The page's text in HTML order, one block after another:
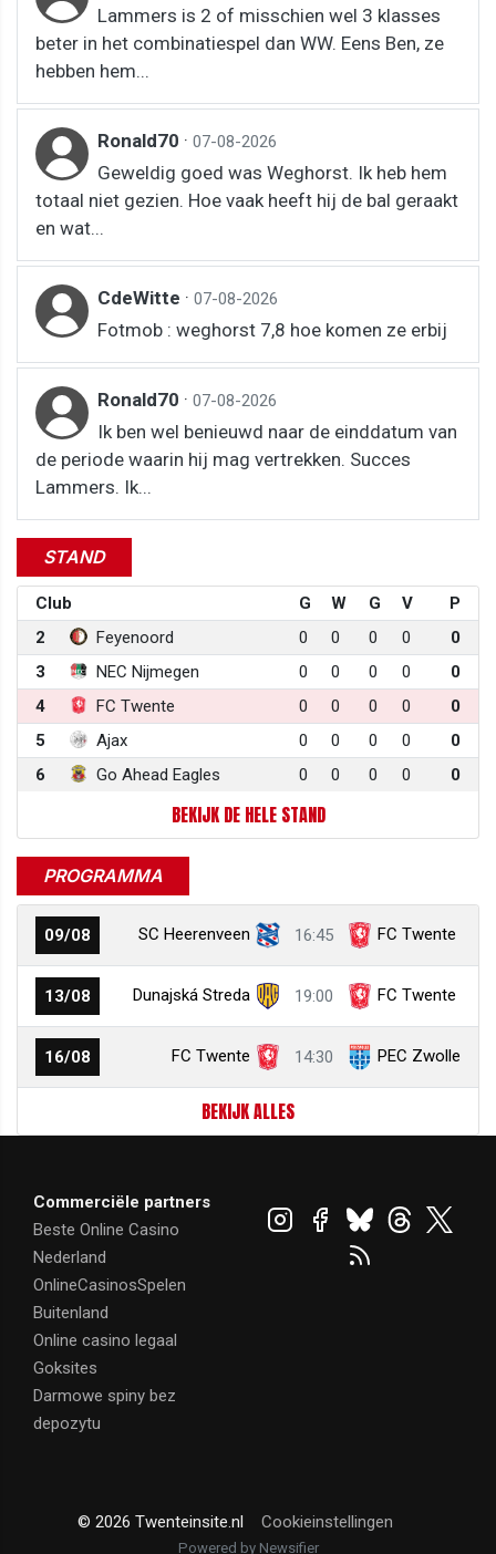
Lammers is 2 of misschien wel 3 klasses
beter in het combinatiespel dan WW. Eens Ben, ze
hebben hem...
Ronald70 · 07-08-2026
Geweldig goed was Weghorst. Ik heb hem
totaal niet gezien. Hoe vaak heeft hij de bal geraakt
en wat...
CdeWitte · 07-08-2026
Fotmob : weghorst 7,8 hoe komen ze erbij
Ronald70 · 07-08-2026
Ik ben wel benieuwd naar de einddatum van
de periode waarin hij mag vertrekken. Succes
Lammers. Ik...
STAND
Club G W G V
P
2
Feyenoord 0 0 0 0
0
3
NEC Nijmegen 0 0 0 0
0
4
FC Twente 0 0 0 0
0
5
Ajax 0 0 0 0
0
6
Go Ahead Eagles 0 0 0 0 0
BEKIJK DE HELE STAND
PROGRAMMA
09/08 SC Heerenveen 16:45 FC Twente
13/08 Dunajská Streda 19:00 FC Twente
16/08 FC Twente 14:30 PEC Zwolle
BEKIJK ALLES
Commerciële partners
Beste Online Casino
Nederland
OnlineCasinosSpelen
Buitenland
Online casino legaal
Goksites
Darmowe spiny bez
depozytu
© 2026 Twenteinsite.nl Cookieinstellingen
Powered by Newsifier